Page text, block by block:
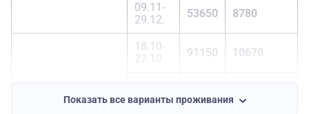
09.11-
29.12.
53650 8780
18.10-
22.10.
91150 10670
08.11.
Показать все варианты проживания